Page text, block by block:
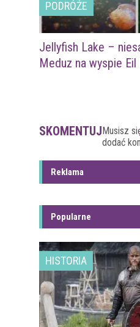
PODRÓŻE
Jellyfish Lake –
Meduz na wyspie
SKOMENTUJMusisz
dodać
Reklama
Popularne
HISTORIA